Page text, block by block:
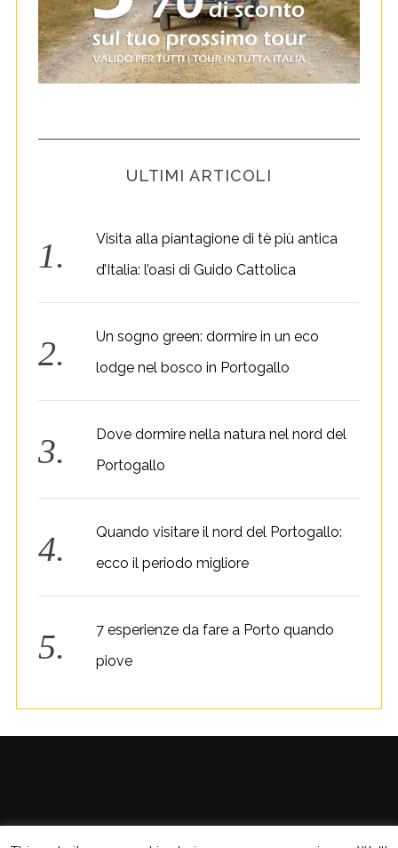
ULTIMI ARTICOLI
Visita alla piantagione di tè più antica
d’Italia: l’oasi di Guido Cattolica
Un sogno green: dormire in un eco
lodge nel bosco in Portogallo
Dove dormire nella natura nel nord del
Portogallo
Quando visitare il nord del Portogallo:
ecco il periodo migliore
7 esperienze da fare a Porto quando
piove